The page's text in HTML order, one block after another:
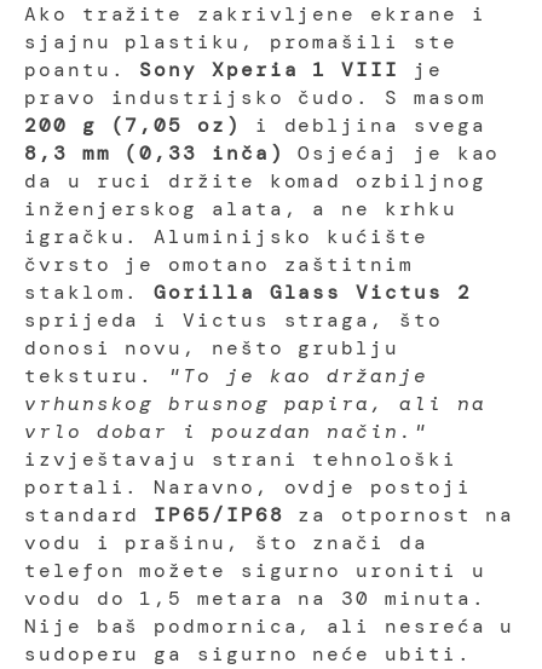
Ako tražite zakrivljene ekrane i
sjajnu plastiku, promašili ste
poantu. Sony Xperia 1 VIII
je
pravo industrijsko čudo. S masom
200 g (7,05 oz)
i debljina svega
8,3 mm (0,33 inča)
Osjećaj je kao
da u ruci držite komad ozbiljnog
inženjerskog alata, a ne krhku
igračku. Aluminijsko kućište
čvrsto je omotano zaštitnim
staklom.Gorilla Glass Victus 2
sprijeda i Victus straga, što
donosi novu, nešto grublju
teksturu. "To je kao držanje
vrhunskog brusnog papira, ali na
vrlo dobar i pouzdan način."
izvještavaju strani tehnološki
portali. Naravno, ovdje postoji
standard IP65/IP68 za otpornost na
vodu i prašinu, što znači da
telefon možete sigurno uroniti u
vodu do 1,5 metara na 30 minuta.
Nije baš podmornica, ali nesreća u
sudoperu ga sigurno neće ubiti.